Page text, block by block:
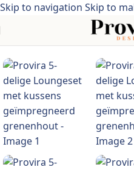
Skip to navigation Skip to
>tuinmeubelen >